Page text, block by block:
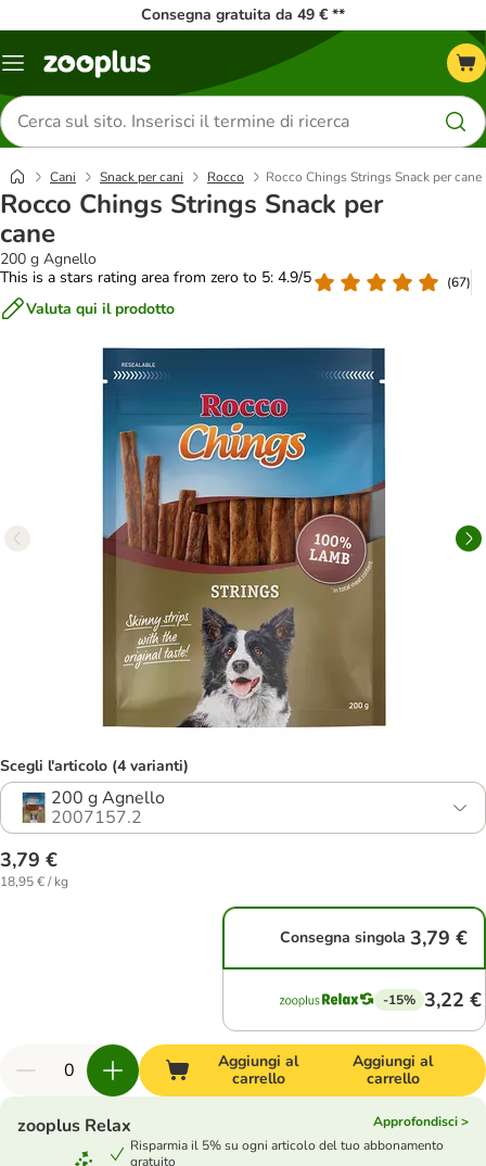
Consegna gratuita da 49 € **
Overview
Cerca
prodotti
Cani Snack per cani Rocco Rocco Chings Strings Snack per cane
Rocco Chings Strings Snack per
cane
200 g Agnello
This is a stars rating area from zero to 5: 4.9/5
(67)
Valuta qui il prodotto
Scegli l'articolo (4 varianti)
200 g Agnello
2007157.2
3,79 €
18,95 € / kg
Consegna singola 3,79 €
-15% 3,22 €
Aggiungi al
carrello
Aggiungi al
carrello
zooplus Relax
Approfondisci >
Risparmia il 5% su ogni articolo del tuo abbonamento
gratuito